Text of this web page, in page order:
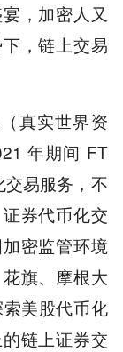
，加密人又
，链上交易
真实世界资
年期间 FT
易服务，不
券代币化交
密监管环境
旗、摩根大
美股代币化
链上证券交